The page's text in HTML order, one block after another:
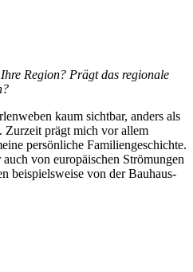
Region? Prägt das regionale
kaum sichtbar, anders als
Zurzeit prägt mich vor allem
persönliche Familiengeschichte.
von europäischen Strömungen
beispielsweise von der Bauhaus-